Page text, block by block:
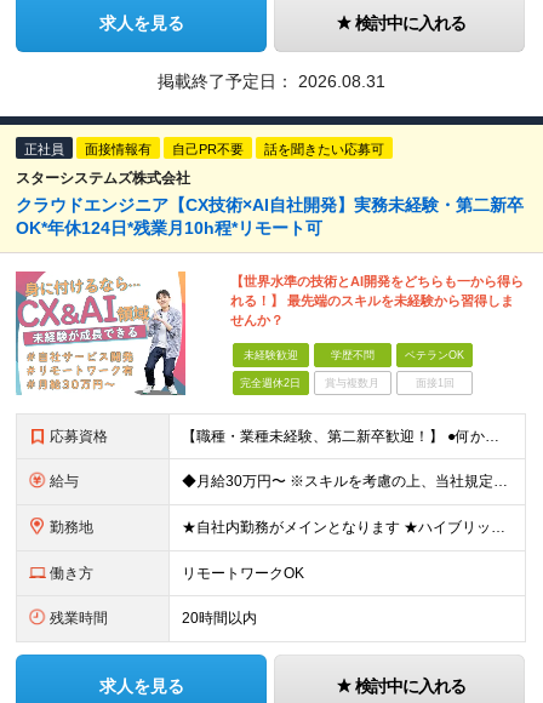
求人を見る 検討中に入れる
掲載終了予定日： 2026.08.31
正社員 面接情報有 自己PR不要 話を聞きたい応募可
スターシステムズ株式会社
クラウドエンジニア【CX技術×AI自社開発】実務未経験・第二新卒
OK*年休124日*残業月10h程*リモート可
【世界水準の技術とAI開発をどちらも一から得ら
れる！】 最先端のスキルを未経験から習得しま
せんか？
未経験歓迎 学歴不問 ベテランOK
完全週休2日 賞与複数月 面接1回
応募資格 【職種・業種未経験、第二新卒歓迎！】 ●何かしらの社会人経験をお持ちの方 ※学歴不問 ＜こんな方にピッタリです！＞ ●稀有なスキルや知識を習得したい方 ●世界基準で使われる技術を身に付けたい方 ●最
給与 ◆月給30万円〜 ※スキルを考慮の上、当社規定により優遇いたします ※試用期間3ヶ月あり（給与・待遇は変わりません） ※上記の給与には固定残業代40時間分（71,429円～）を含みます。超過分は別途
勤務地 ★自社内勤務がメインとなります ★ハイブリッド型の勤務形態です（月の半分は出社、残りの半分はリモートワーク） ┗未経験スタートの場合、プロジェクトや成長に応じてリモートワークを行います ※案件によって
働き方 リモートワークOK
残業時間 20時間以内
求人を見る 検討中に入れる